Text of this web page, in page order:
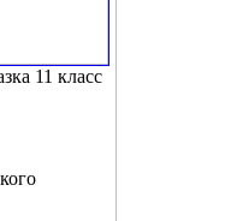
11 класс